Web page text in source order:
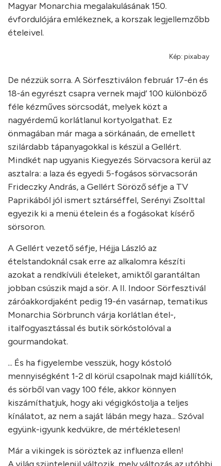
Magyar Monarchia megalakulásának 150.
évfordulójára emlékeznek, a korszak legjellemzőbb
ételeivel.
Kép: pixabay
De nézzük sorra. A Sörfesztiválon február 17-én és
18-án egyrészt csapra vernek majd’ 100 különböző
féle kézműves sörcsodát, melyek közt a
nagyérdemű korlátlanul kortyolgathat. Ez
önmagában már maga a sörkánaán, de emellett
szilárdabb tápanyagokkal is készül a Gellért.
Mindkét nap ugyanis Kiegyezés Sörvacsora kerül az
asztalra: a laza és egyedi 5-fogásos sörvacsorán
Frideczky András, a Gellért Söröző séfje a TV
Paprikából jól ismert sztárséffel, Serényi Zsolttal
egyezik ki a menü ételein és a fogásokat kísérő
sörsoron.
A Gellért vezető séfje, Héjja László az
ételstandoknál csak erre az alkalomra készíti
azokat a rendkívüli ételeket, amiktől garantáltan
jobban csúszik majd a sör. A II. Indoor Sörfesztivál
záróakkordjaként pedig 19-én vasárnap, tematikus
Monarchia Sörbrunch várja korlátlan étel-,
italfogyasztással és butik sörkóstolóval a
gourmandokat.
... És ha figyelembe vesszük, hogy kóstoló
mennyiségként 1-2 dl körül csapolnak majd kiállítók,
és sörből van vagy 100 féle, akkor könnyen
kiszámíthatjuk, hogy aki végigkóstolja a teljes
kínálatot, az nem a saját lábán megy haza... Szóval
együnk-igyunk kedvükre, de mértékletesen!
Már a vikingek is söröztek az influenza ellen!